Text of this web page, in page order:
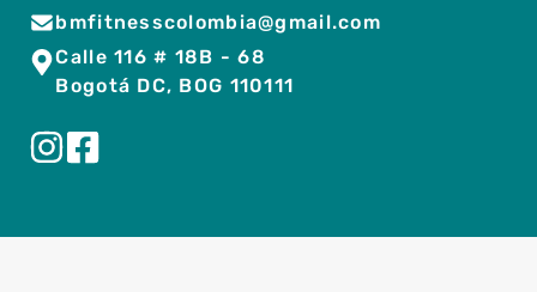
bmfitnesscolombia@gmail.com
Calle 116 # 18B - 68
Bogotá DC, BOG 110111